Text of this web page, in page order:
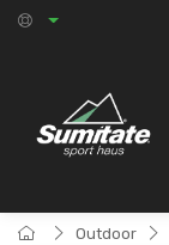
Outdoor